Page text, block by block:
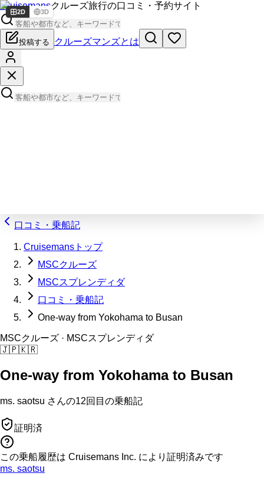
Cruisemansクルーズ旅行の口コミ・予約サイト
投稿する クルーズマンズとは
口コミ・乗船記
Cruisemansトップ
MSCクルーズ
MSCスプレンディダ
口コミ・乗船記
One-way from Yokohama to Busan
MSCクルーズ · MSCスプレンディダ
🇯🇵🇰🇷
One-way from Yokohama to Busan
ms. saotsu さんの12回目の乗船記
証明済
この乗船履歴は Cruisemans Inc. により証明済みです
ms. saotsu
2D 3D